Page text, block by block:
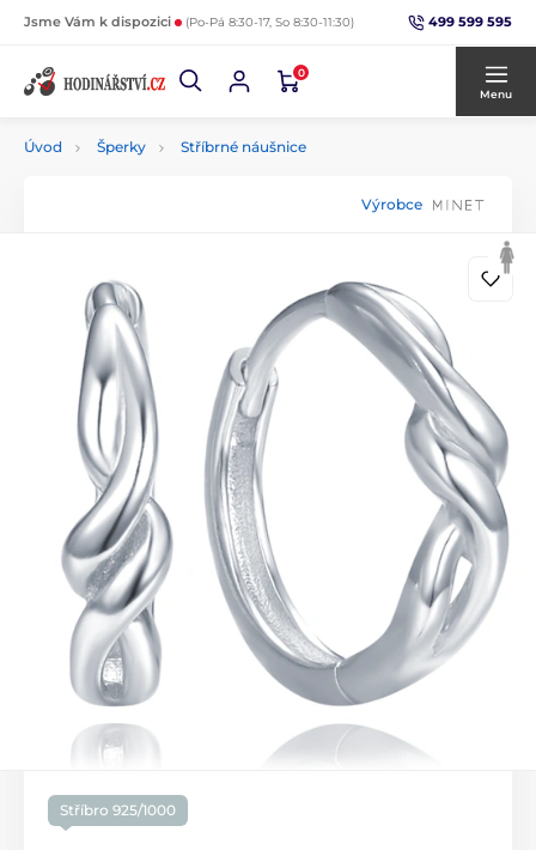
Jsme Vám k dispozici (Po-Pá 8:30-17, So 8:30-11:30) 499 599 595
0
Menu
Úvod Šperky Stříbrné náušnice
Výrobce
Stříbro 925/1000